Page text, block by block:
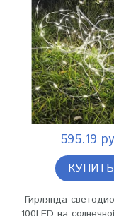
595.19
КУПИТЬ
Гирлянда